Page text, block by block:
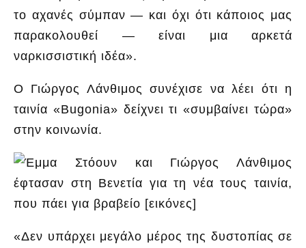
το αχανές σύμπαν — και όχι ότι κάποιος μας
παρακολουθεί — είναι μια αρκετά
ναρκισσιστική ιδέα».
Ο Γιώργος Λάνθιμος συνέχισε να λέει ότι η
ταινία «Bugonia» δείχνει τι «συμβαίνει τώρα»
στην κοινωνία.
«Δεν υπάρχει μεγάλο μέρος της δυστοπίας σε